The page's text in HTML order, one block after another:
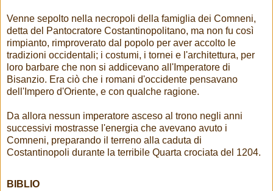
Venne sepolto nella necropoli della famiglia dei Comneni,
detta del Pantocratore Costantinopolitano, ma non fu così
rimpianto, rimproverato dal popolo per aver accolto le
tradizioni occidentali; i costumi, i tornei e l'architettura, per
loro barbare che non si addicevano all'Imperatore di
Bisanzio. Era ciò che i romani d'occidente pensavano
dell'Impero d'Oriente, e con qualche ragione.
Da allora nessun imperatore asceso al trono negli anni
successivi mostrasse l'energia che avevano avuto i
Comneni, preparando il terreno alla caduta di
Costantinopoli durante la terribile Quarta crociata del 1204.
BIBLIO